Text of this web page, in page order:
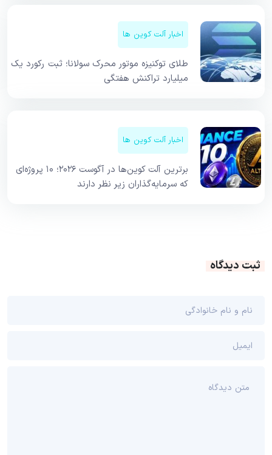
اخبار آلت کوین ها
طلای توکنیزه موتور محرک سولانا؛ ثبت رکورد یک
میلیارد تراکنش هفتگی
اخبار آلت کوین ها
برترین آلت کوین‌ها در آگوست ۲۰۲۶؛ ۱۰ پروژه‌ای
که سرمایه‌گذاران زیر نظر دارند
ثبت دیدگاه